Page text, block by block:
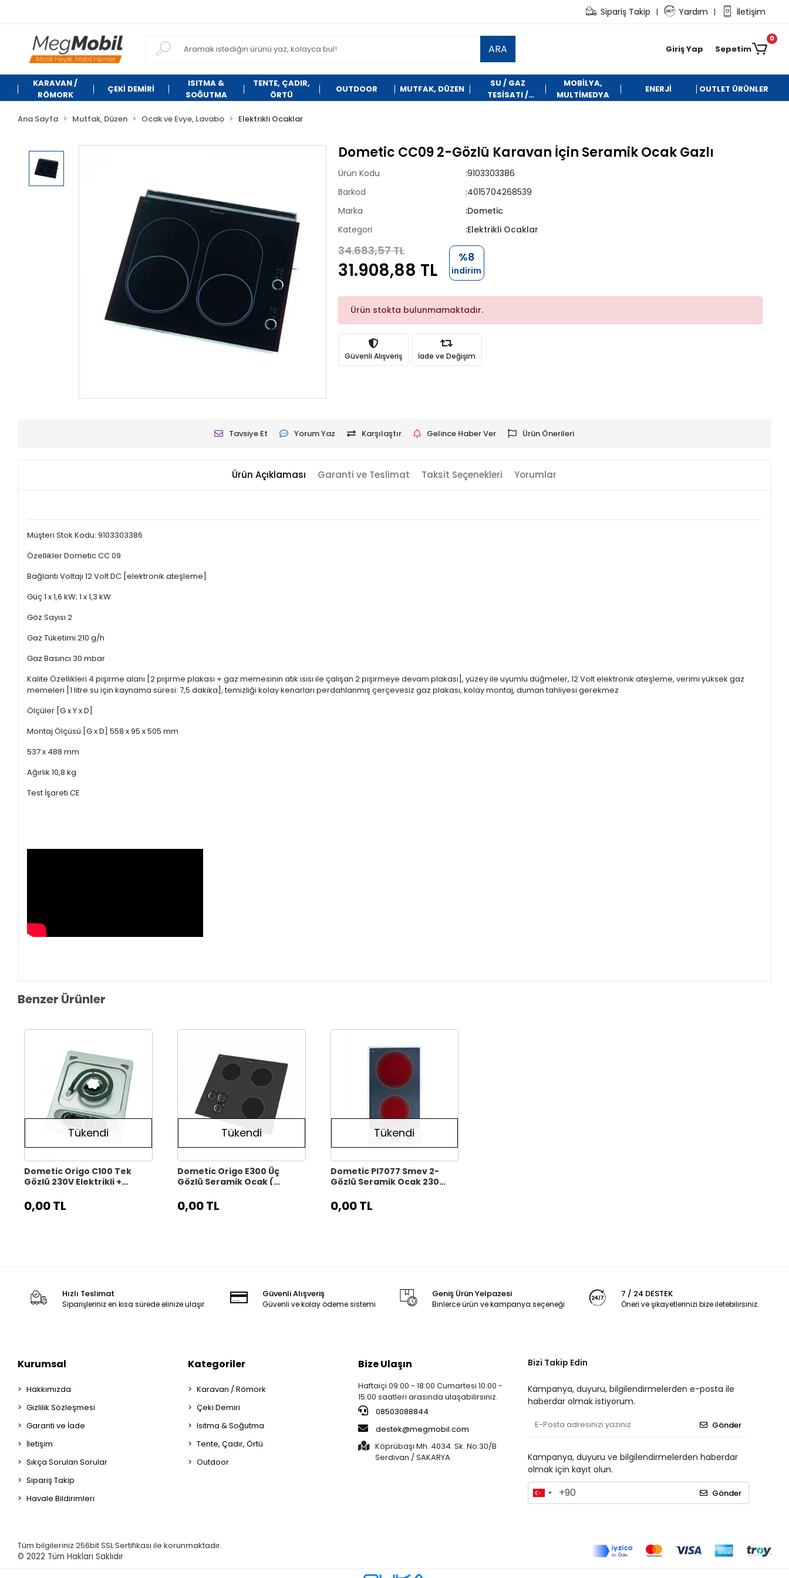
Sipariş Takip | Yardım | İletişim
ARA Giriş Yap Sepetim
0
KARAVAN /
RÖMORK
ÇEKİ DEMİRİ
ISITMA &
SOĞUTMA
TENTE, ÇADIR,
ÖRTÜ
OUTDOOR MUTFAK, DÜZEN
SU / GAZ
TESİSATI /
MOBİLYA,
MULTİMEDYA
ENERJİ OUTLET ÜRÜNLER
Ana Sayfa Mutfak, Düzen Ocak ve Evye, Lavabo Elektrikli Ocaklar
Dometic CC09 2-Gözlü Karavan İçin Seramik Ocak Gazlı
Ürün Kodu
:9103303386
Barkod
:4015704268539
Marka
:Dometic
Kategori
:Elektrikli Ocaklar
34.683,57 TL
31.908,88 TL
%8
indirim
Ürün stokta bulunmamaktadır.
Güvenli Alışveriş İade ve Değişim
Tavsiye Et Yorum Yaz Karşılaştır Gelince Haber Ver Ürün Önerileri
Ürün Açıklaması Garanti ve Teslimat Taksit Seçenekleri Yorumlar
Müşteri Stok Kodu: 9103303386
Özellikler Dometic CC 09
Bağlantı Voltajı 12 Volt DC [elektronik ateşleme]
Güç 1 x 1,6 kW; 1 x 1,3 kW
Göz Sayısı 2
Gaz Tüketimi 210 g/h
Gaz Basıncı 30 mbar
Kalite Özellikleri 4 pişirme alanı [2 pişirme plakası + gaz memesinin atık ısısı ile çalışan 2 pişirmeye devam plakası], yüzey ile uyumlu düğmeler, 12 Volt elektronik ateşleme, verimi yüksek gaz
memeleri [1 litre su için kaynama süresi: 7,5 dakika], temizliği kolay kenarları perdahlanmış çerçevesiz gaz plakası, kolay montaj, duman tahliyesi gerekmez
Ölçüler [G x Y x D]
Montaj Ölçüsü [G x D] 558 x 95 x 505 mm
537 x 488 mm
Ağırlık 10,8 kg
Test İşareti CE
Benzer Ürünler
Tükendi
Dometic Origo C100 Tek
Gözlü 230V Elektrikli +
0,00 TL
Tükendi
Dometic Origo E300 Üç
Gözlü Seramik Ocak (
0,00 TL
Tükendi
Dometic PI7077 Smev 2-
Gözlü Seramik Ocak 230
0,00 TL
Hızlı Teslimat
Siparişleriniz en kısa sürede elinize ulaşır.
Güvenli Alışveriş
Güvenli ve kolay ödeme sistemi
Geniş Ürün Yelpazesi
Binlerce ürün ve kampanya seçeneği
7 / 24 DESTEK
Öneri ve şikayetlerinizi bize iletebilirsiniz.
Kurumsal
Hakkımızda
Gizlilik Sözleşmesi
Garanti ve İade
İletişim
Sıkça Sorulan Sorular
Sipariş Takip
Havale Bildirimleri
Kategoriler
Karavan / Römork
Çeki Demiri
Isıtma & Soğutma
Tente, Çadır, Örtü
Outdoor
Bize Ulaşın
Haftaiçi 09:00 - 18:00 Cumartesi 10:00 -
15:00 saatleri arasında ulaşabilirsiniz.
08503088844
destek@megmobil.com
Köprübaşı Mh. 4034. Sk. No:30/B
Serdivan / SAKARYA
Bizi Takip Edin
Kampanya, duyuru, bilgilendirmelerden e-posta ile
haberdar olmak istiyorum.
Gönder
Kampanya, duyuru ve bilgilendirmelerden haberdar
olmak için kayıt olun.
Gönder
Tüm bilgileriniz 256bit SSL Sertifikası ile korunmaktadır.
© 2022 Tüm Hakları Saklıdır